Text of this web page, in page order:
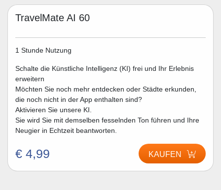
TravelMate AI 60
1 Stunde Nutzung
Schalte die Künstliche Intelligenz (KI) frei und Ihr Erlebnis
erweitern
Möchten Sie noch mehr entdecken oder Städte erkunden,
die noch nicht in der App enthalten sind?
Aktivieren Sie unsere KI.
Sie wird Sie mit demselben fesselnden Ton führen und Ihre
Neugier in Echtzeit beantworten.
€ 4,99 KAUFEN